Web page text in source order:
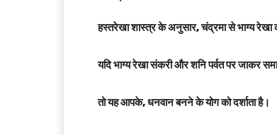
हस्तरेखा शास्त्र के अनुसार, चंद्रमा से भाग्य
यदि भाग्य रेखा संकरी और शनि पर्वत पर जाकर
तो यह आपके, धनवान बनने के योग को दर्शाता है।